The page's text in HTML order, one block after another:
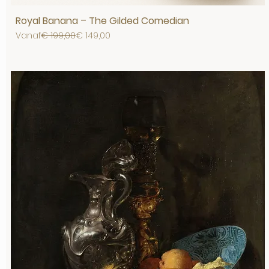
Royal Banana – The Gilded Comedian
Vanaf
Normale prijs
€ 199,00€ 149,00
Verkoopprijs